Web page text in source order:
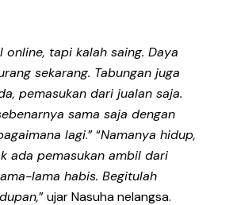
online, tapi kalah saing. Daya
sekarang. Tabungan juga
pemasukan dari jualan saja.
sama saja dengan
lagi.” “Namanya hidup,
ada pemasukan ambil dari
lama habis. Begitulah
” ujar Nasuha nelangsa.